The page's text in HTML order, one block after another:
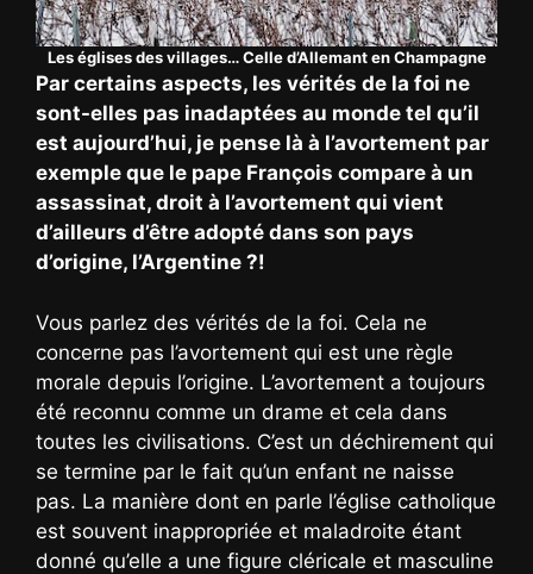
Les églises des villages… Celle d’Allemant en Champagne
Par certains aspects, les vérités de la foi ne
sont-elles pas inadaptées au monde tel qu’il
est aujourd’hui, je pense là à l’avortement par
exemple que le pape François compare à un
assassinat, droit à l’avortement qui vient
d’ailleurs d’être adopté dans son pays
d’origine, l’Argentine ?!
Vous parlez des vérités de la foi. Cela ne
concerne pas l’avortement qui est une règle
morale depuis l’origine. L’avortement a toujours
été reconnu comme un drame et cela dans
toutes les civilisations. C’est un déchirement qui
se termine par le fait qu’un enfant ne naisse
pas. La manière dont en parle l’église catholique
est souvent inappropriée et maladroite étant
donné qu’elle a une figure cléricale et masculine